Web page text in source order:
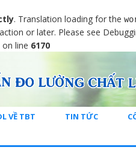
. Translation loading for the
action or later. Please see
on line 6170
VỀ TBT TIN TỨC